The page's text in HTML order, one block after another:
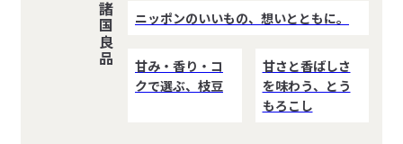
諸国良品 ニッポンのいいもの、想いとともに。
甘み・香り・コ
クで選ぶ、枝豆
甘さと香ばしさ
を味わう、とう
もろこし